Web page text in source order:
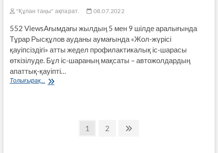
"Құлан таңы" ақпарат. 08.07.2022
552 ViewsАғымдағы жылдың 5 мен 9 шілде аралығында
Тұрар Рысқұлов ауданы аумағында «Жол-жүрісі
қауіпсіздігі» атты жедел профилактикалық іс-шарасы
өткізілуде. Бұл іс-шараның мақсаты – автожолдардың
апат­тық-қауіпті…
Толығырақ...
Аудан
Page
1 Page
2